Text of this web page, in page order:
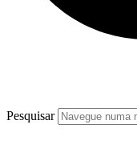
Pesquisar